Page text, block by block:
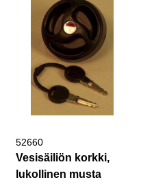
52660
Vesisäiliön korkki,
lukollinen musta